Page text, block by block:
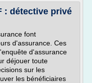
: détective privé
font
d'assurance. Ces
d'assurance
déjouer toute
sur les
les bénéficiaires